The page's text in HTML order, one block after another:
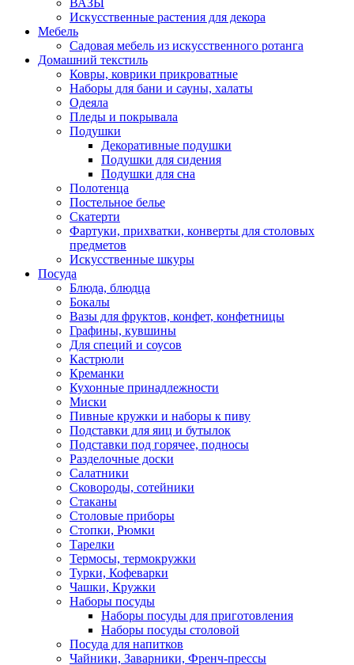
ВАЗЫ
Искусственные растения для декора
Мебель
Садовая мебель из искусственного ротанга
Домашний текстиль
Ковры, коврики прикроватные
Наборы для бани и сауны, халаты
Одеяла
Пледы и покрывала
Подушки
Декоративные подушки
Подушки для сидения
Подушки для сна
Полотенца
Постельное белье
Скатерти
Фартуки, прихватки, конверты для столовых
предметов
Искусственные шкуры
Посуда
Блюда, блюдца
Бокалы
Вазы для фруктов, конфет, конфетницы
Графины, кувшины
Для специй и соусов
Кастрюли
Креманки
Кухонные принадлежности
Миски
Пивные кружки и наборы к пиву
Подставки для яиц и бутылок
Подставки под горячее, подносы
Разделочные доски
Салатники
Сковороды, сотейники
Стаканы
Столовые приборы
Стопки, Рюмки
Тарелки
Термосы, термокружки
Турки, Кофеварки
Чашки, Кружки
Наборы посуды
Наборы посуды для приготовления
Наборы посуды столовой
Посуда для напитков
Чайники, Заварники, Френч-прессы